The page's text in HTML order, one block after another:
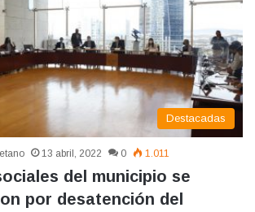
Destacadas
13 abril, 2022 0 1.011
del municipio se
por desatención del